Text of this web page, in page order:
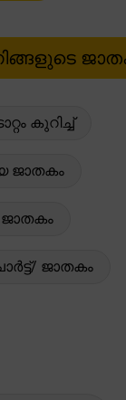
കുറിച്ച്
ജാതകം
ജാതകം